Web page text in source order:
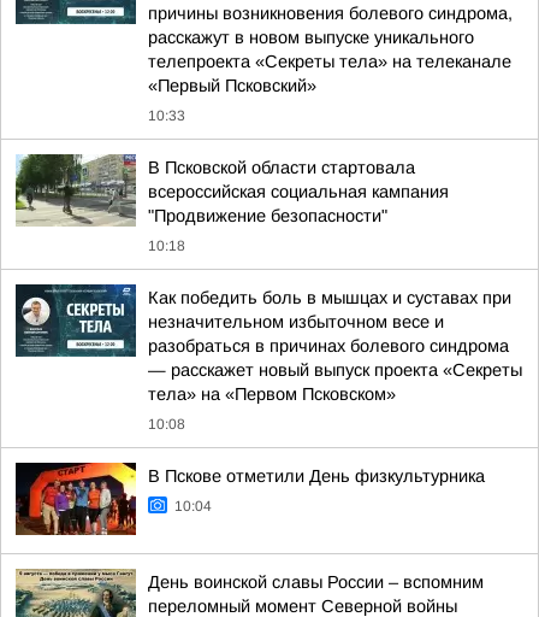
причины возникновения болевого синдрома,
расскажут в новом выпуске уникального
телепроекта «Секреты тела» на телеканале
«Первый Псковский»
10:33
В Псковской области стартовала
всероссийская социальная кампания
"Продвижение безопасности"
10:18
Как победить боль в мышцах и суставах при
незначительном избыточном весе и
разобраться в причинах болевого синдрома
— расскажет новый выпуск проекта «Секреты
тела» на «Первом Псковском»
10:08
В Пскове отметили День физкультурника
10:04
День воинской славы России – вспомним
переломный момент Северной войны